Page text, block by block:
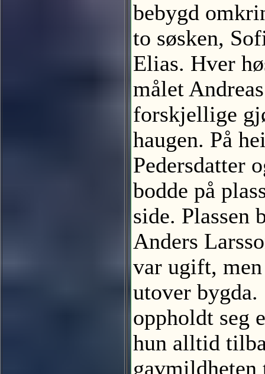
bebygd
to søsken,
Elias. Hver
målet
forskjellige
haugen. På
Pedersdatter
bodde på
side. Plassen
Anders
var ugift,
utover
oppholdt seg
hun alltid